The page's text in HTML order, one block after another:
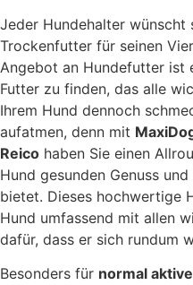
Jeder Hundehalter
Trockenfutter für seinen
Angebot an Hundefutter ist
Futter zu finden, das alle
Ihrem Hund dennoch
aufatmen, denn mit
Reico haben Sie einen
Hund gesunden Genuss
bietet. Dieses hochwertige
Hund umfassend mit allen
dafür, dass er sich rundum
Besonders für normal aktive